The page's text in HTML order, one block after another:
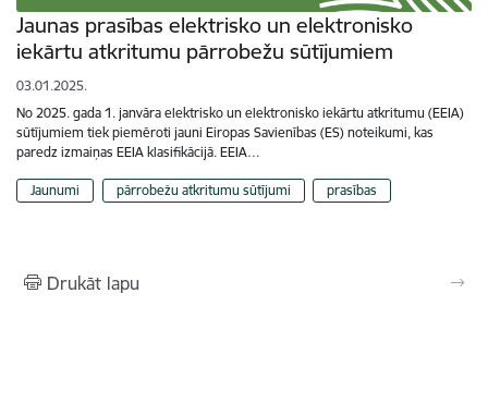
Jaunas prasības elektrisko un elektronisko
iekārtu atkritumu pārrobežu sūtījumiem
03.01.2025.
No 2025. gada 1. janvāra elektrisko un elektronisko iekārtu atkritumu (EEIA)
sūtījumiem tiek piemēroti jauni Eiropas Savienības (ES) noteikumi, kas
paredz izmaiņas EEIA klasifikācijā. EEIA…
Jaunumi pārrobežu atkritumu sūtījumi prasības
Drukāt lapu